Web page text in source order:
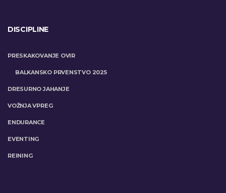
DISCIPLINE
PRESKAKOVANJE OVIR
BALKANSKO PRVENSTVO 2025
DRESURNO JAHANJE
VOŽNJA VPREG
ENDURANCE
EVENTING
REINING